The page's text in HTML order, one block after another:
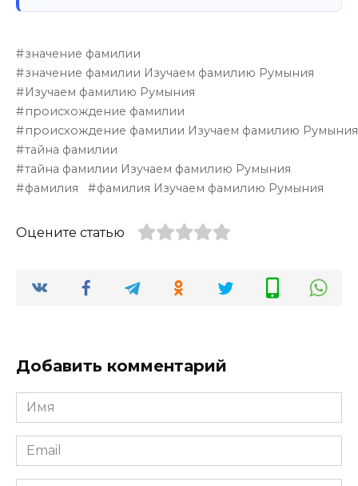
значение фамилии
значение фамилии Изучаем фамилию Румыния
Изучаем фамилию Румыния
происхождение фамилии
происхождение фамилии Изучаем фамилию Румыния
тайна фамилии
тайна фамилии Изучаем фамилию Румыния
фамилия
фамилия Изучаем фамилию Румыния
Оцените статью
Добавить комментарий
Имя
*
Email
*